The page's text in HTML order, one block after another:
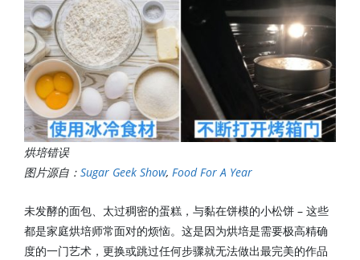
烘培错误
图片源自： Sugar Geek Show, Food For A Year
未发酵的面包、太过稠密的蛋糕，与黏在饼模的小松饼 – 这些
都是家庭烘培师常面对的烦恼。这是因为烘培是需要极高精确
度的一门艺术，更换或跳过任何步骤就无法做出最完美的作品